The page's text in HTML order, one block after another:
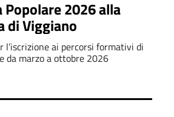
Popolare 2026 alla
di Viggiano
l’iscrizione ai percorsi formativi di
da marzo a ottobre 2026